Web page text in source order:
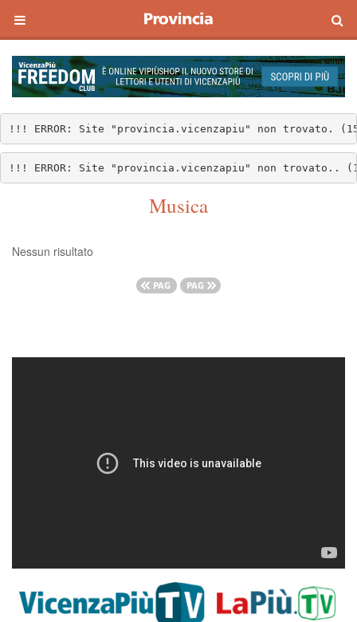
!!! ERROR: Site "provincia.vicenzapiu" non trovato.
!!! ERROR: Site "provincia.vicenzapiu" non trovato..
Musica
Nessun risultato